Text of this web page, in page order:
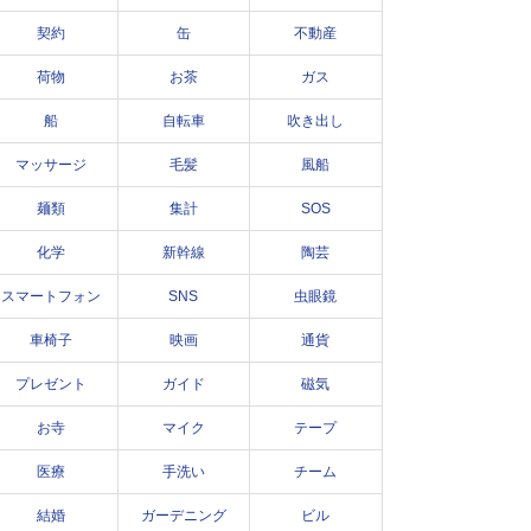
契約 缶 不動産
荷物 お茶 ガス
船 自転車 吹き出し
マッサージ 毛髪 風船
麺類 集計 SOS
化学 新幹線 陶芸
スマートフォン SNS 虫眼鏡
車椅子 映画 通貨
プレゼント ガイド 磁気
お寺 マイク テープ
医療 手洗い チーム
結婚 ガーデニング ビル